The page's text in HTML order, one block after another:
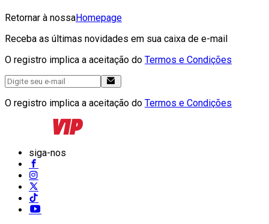
Retornar à nossaHomepage
Receba as últimas novidades em sua caixa de e-mail
O registro implica a aceitação do Termos e Condições
O registro implica a aceitação do Termos e Condições
siga-nos